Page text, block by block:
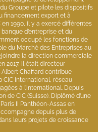
Groupe et pilote les dispositifs
financement export et à
en 1990, il y a exercé différentes
d’entreprise et du
occupé les fonctions de
du Marché des Entreprises au
la direction commerciale
2017, il était directeur
Chaffard contribue
International, réseau
à l’international. Depuis
de CIC (Suisse). Diplômé d’une
II Panthéon-Assas en
depuis plus de
leurs projets de croissance